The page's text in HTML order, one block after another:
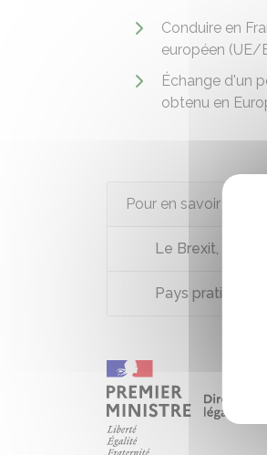
Conduire en
européen (UE/
Échange d'un
obtenu en
Pour en savoir plus
Le Brexit, où en
Pays